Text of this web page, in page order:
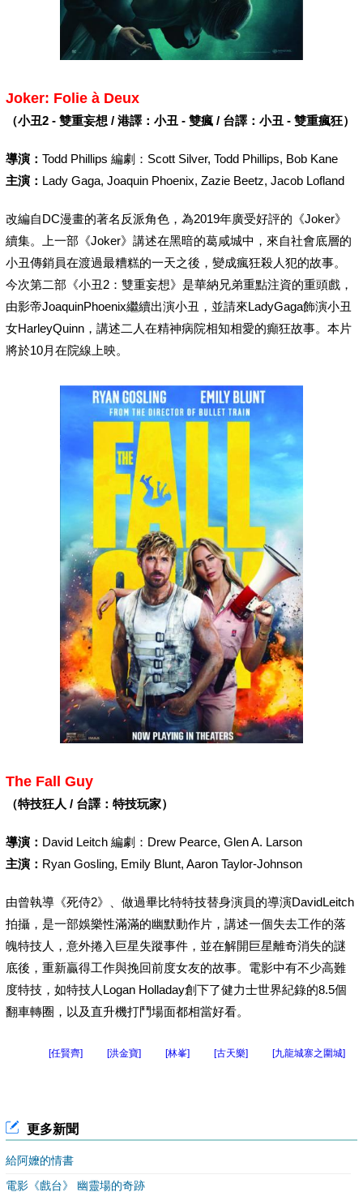
Joker: Folie à Deux
（小丑2 - 雙重妄想 / 港譯：小丑 - 雙瘋 / 台譯：小丑 - 雙重瘋狂）
導演： Todd Phillips 編劇：Scott Silver, Todd Phillips, Bob Kane
主演： Lady Gaga, Joaquin Phoenix, Zazie Beetz, Jacob Lofland
改編自DC漫畫的著名反派角色，為2019年廣受好評的《Joker》
續集。上一部《Joker》講述在黑暗的葛咸城中，來自社會底層的
小丑傳銷員在渡過最糟糕的一天之後，變成瘋狂殺人犯的故事。
今次第二部《小丑2：雙重妄想》是華納兄弟重點注資的重頭戲，
由影帝JoaquinPhoenix繼續出演小丑，並請來LadyGaga飾演小丑
女HarleyQuinn，講述二人在精神病院相知相愛的癲狂故事。本片
將於10月在院線上映。
The Fall Guy
（特技狂人 / 台譯：特技玩家）
導演： David Leitch 編劇：Drew Pearce, Glen A. Larson
主演： Ryan Gosling, Emily Blunt, Aaron Taylor-Johnson
由曾執導《死侍2》、做過畢比特特技替身演員的導演DavidLeitch
拍攝，是一部娛樂性滿滿的幽默動作片，講述一個失去工作的落
魄特技人，意外捲入巨星失蹤事件，並在解開巨星離奇消失的謎
底後，重新贏得工作與挽回前度女友的故事。電影中有不少高難
度特技，如特技人Logan Holladay創下了健力士世界紀錄的8.5個
翻車轉圈，以及直升機打鬥場面都相當好看。
[九龍城寨之圍城]
[古天樂]
[林峯]
[洪金寶]
[任賢齊]
更多新聞
給阿嬤的情書
電影《戲台》 幽靈場的奇跡